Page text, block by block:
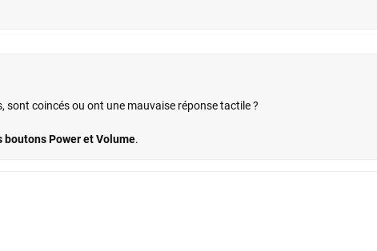
sont coincés ou ont une mauvaise réponse tactile ?
Power et Volume.